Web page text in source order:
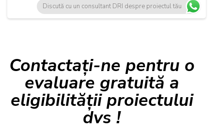
Discută cu un consultant DRI despre proiectul tău
Contactați-ne pentru o
evaluare gratuită a
eligibilității proiectului
dvs !